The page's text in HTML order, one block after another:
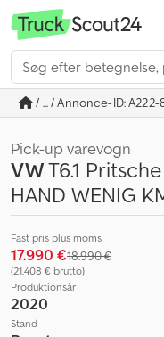
/ ... / Annonce-ID: A222-
Pick-up varevogn
VWT6.1
HAND WENIG
Fast pris plus moms
17.990 €18.990 €
(21.408 € brutto)
Produktionsår
2020
Stand